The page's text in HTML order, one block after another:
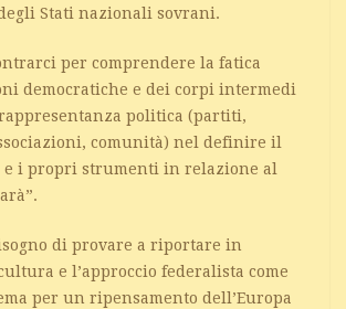
Stati nazionali sovrani.
per comprendere la fatica
democratiche e dei corpi intermedi
politica (partiti,
comunità) nel definire il
i propri strumenti in relazione al
di provare a riportare in
e l’approccio federalista come
per un ripensamento dell’Europa